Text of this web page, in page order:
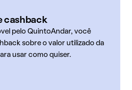
cashback
pelo QuintoAndar, você
sobre o valor utilizado da
usar como quiser.